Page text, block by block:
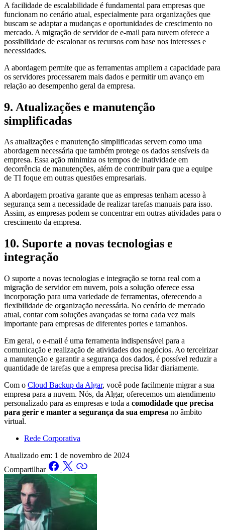
A facilidade de escalabilidade é fundamental para empresas que
funcionam no cenário atual, especialmente para organizações que
buscam se adaptar a mudanças e oportunidades de crescimento no
mercado. A migração de servidor de e-mail para nuvem oferece a
possibilidade de escalonar os recursos com base nos interesses e
necessidades.
A abordagem permite que as ferramentas ampliem a capacidade para
os servidores processarem mais dados e permitir um avanço em
relação ao desempenho geral da empresa.
9. Atualizações e manutenção
simplificadas
As atualizações e manutenção simplificadas servem como uma
abordagem necessária que também protege os dados sensíveis da
empresa. Essa ação minimiza os tempos de inatividade em
decorrência de manutenções, além de contribuir para que a equipe
de TI foque em outras questões empresariais.
A abordagem proativa garante que as empresas tenham acesso à
segurança sem a necessidade de realizar tarefas manuais para isso.
Assim, as empresas podem se concentrar em outras atividades para o
crescimento da empresa.
10. Suporte a novas tecnologias e
integração
O suporte a novas tecnologias e integração se torna real com a
migração de servidor em nuvem, pois a solução oferece essa
incorporação para uma variedade de ferramentas, oferecendo a
flexibilidade de organização necessária. No cenário de mercado
atual, contar com soluções avançadas se torna cada vez mais
importante para empresas de diferentes portes e tamanhos.
Em geral, o e-mail é uma ferramenta indispensável para a
comunicação e realização de atividades dos negócios. Ao terceirizar
a manutenção e garantir a segurança dos dados, é possível reduzir a
quantidade de tarefas que a empresa precisa lidar diariamente.
Com o Cloud Backup da Algar, você pode facilmente migrar a sua
empresa para a nuvem. Nós, da Algar, oferecemos um atendimento
personalizado para as empresas e toda a comodidade que precisa
para gerir e manter a segurança da sua empresa no âmbito
virtual.
Rede Corporativa
Atualizado em: 1 de novembro de 2024
Compartilhar